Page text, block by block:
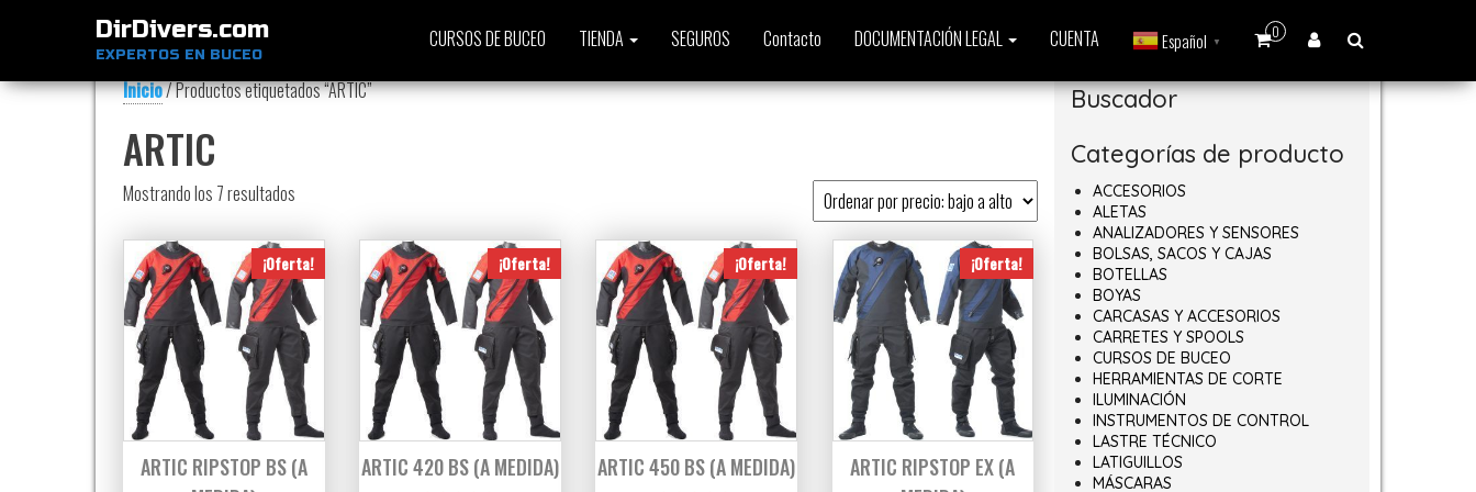
DirDivers.com
EXPERTOS EN BUCEO
0
CURSOS DE BUCEO TIENDA SEGUROS Contacto DOCUMENTACIÓN LEGAL CUENTA Español ▼
Inicio/ Productos etiquetados “ARTIC”
ARTIC
Mostrando los 7 resultados
¡Oferta!
ARTIC RIPSTOP BS (A
¡Oferta!
ARTIC 420 BS (A MEDIDA)
¡Oferta!
ARTIC 450 BS (A MEDIDA)
¡Oferta!
ARTIC RIPSTOP EX (A
Buscador
Categorías de producto
ACCESORIOS
ALETAS
ANALIZADORES Y SENSORES
BOLSAS, SACOS Y CAJAS
BOTELLAS
BOYAS
CARCASAS Y ACCESORIOS
CARRETES Y SPOOLS
CURSOS DE BUCEO
HERRAMIENTAS DE CORTE
ILUMINACIÓN
INSTRUMENTOS DE CONTROL
LASTRE TÉCNICO
LATIGUILLOS
MÁSCARAS